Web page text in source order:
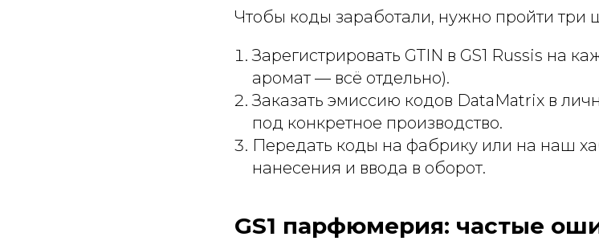
Чтобы коды заработали, нужно пройти три
Зарегистрировать GTIN в GS1 Russis на
аромат — всё отдельно).
Заказать эмиссию кодов DataMatrix в
под конкретное производство.
Передать коды на фабрику или на наш
нанесения и ввода в оборот.
GS1 парфюмерия: частые